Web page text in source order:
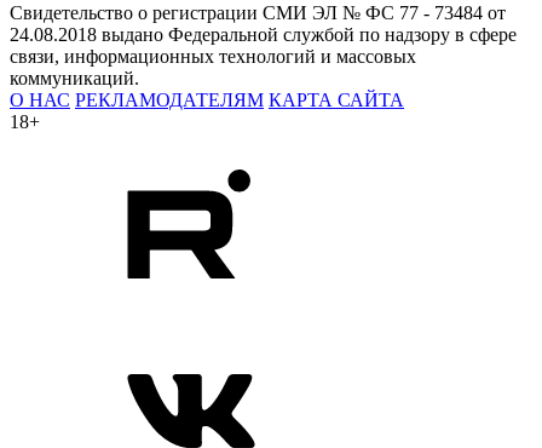
Свидетельство о регистрации СМИ ЭЛ № ФС 77 - 73484 от
24.08.2018 выдано Федеральной службой по надзору в сфере
связи, информационных технологий и массовых
коммуникаций.
О НАС РЕКЛАМОДАТЕЛЯМ КАРТА САЙТА
18+